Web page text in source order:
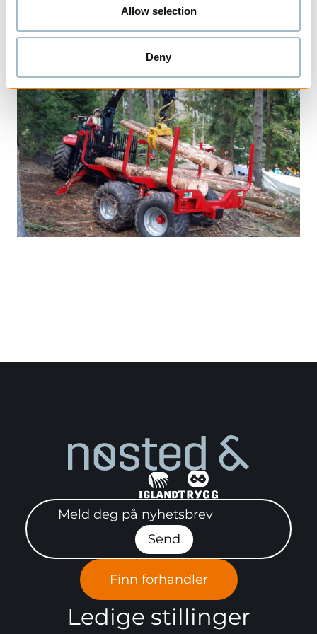
Allow selection
Deny
ved vending og rygging.
Meld deg på nyhetsbrev"
Send
Finn forhandler
Ledige stillinger